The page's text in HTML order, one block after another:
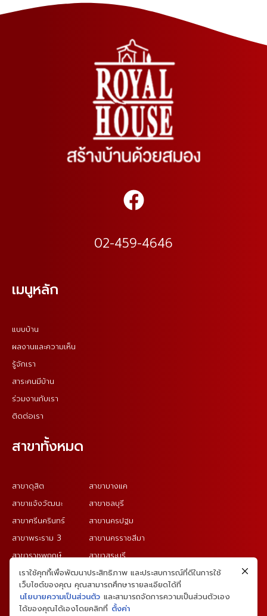
02-459-4646
เมนูหลัก
แบบบ้าน
ผลงานและความเห็น
รู้จักเรา
สาระคนมีบ้าน
ร่วมงานกับเรา
ติดต่อเรา
สาขาทั้งหมด
สาขาดุสิต
สาขาแจ้งวัฒนะ
สาขาศรีนครินทร์
สาขาพระราม 3
สาขาราชพฤกษ์
สาขาสุวรรณภูมิ
สาขาบางแค
สาขาชลบุรี
สาขานครปฐม
สาขานครราชสีมา
สาขาสระบุรี
สาขาอุบลราชธานี
เราใช้คุกกี้เพื่อพัฒนาประสิทธิภาพ และประสบการณ์ที่ดีในการใช้
เว็บไซต์ของคุณ คุณสามารถศึกษารายละเอียดได้ที่
นโยบายความเป็นส่วนตัว และสามารถจัดการความเป็นส่วนตัวเอง
ได้ของคุณได้เองโดยคลิกที่ ตั้งค่า